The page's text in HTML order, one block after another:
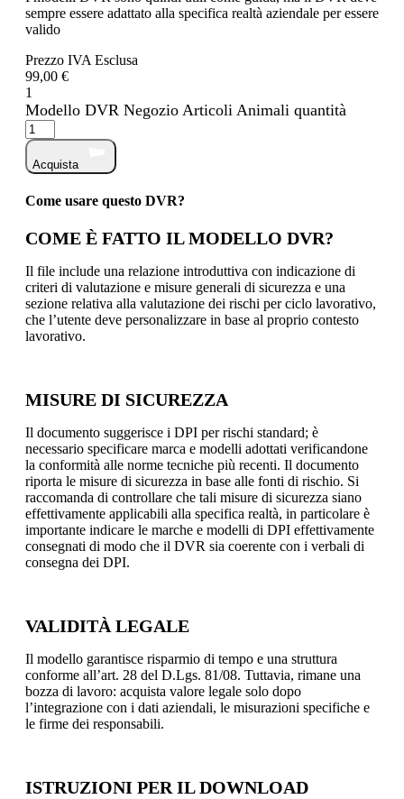
sempre essere adattato alla specifica realtà aziendale per essere
valido
Prezzo IVA Esclusa
99,00 €
1
Modello DVR Negozio Articoli Animali quantità
Acquista
Come usare questo DVR?
COME È FATTO IL MODELLO DVR?
Il file include una relazione introduttiva con indicazione di
criteri di valutazione e misure generali di sicurezza e una
sezione relativa alla valutazione dei rischi per ciclo lavorativo,
che l’utente deve personalizzare in base al proprio contesto
lavorativo.
MISURE DI SICUREZZA
Il documento suggerisce i DPI per rischi standard; è
necessario specificare marca e modelli adottati verificandone
la conformità alle norme tecniche più recenti. Il documento
riporta le misure di sicurezza in base alle fonti di rischio. Si
raccomanda di controllare che tali misure di sicurezza siano
effettivamente applicabili alla specifica realtà, in particolare è
importante indicare le marche e modelli di DPI effettivamente
consegnati di modo che il DVR sia coerente con i verbali di
consegna dei DPI.
VALIDITÀ LEGALE
Il modello garantisce risparmio di tempo e una struttura
conforme all’art. 28 del D.Lgs. 81/08. Tuttavia, rimane una
bozza di lavoro: acquista valore legale solo dopo
l’integrazione con i dati aziendali, le misurazioni specifiche e
le firme dei responsabili.
ISTRUZIONI PER IL DOWNLOAD